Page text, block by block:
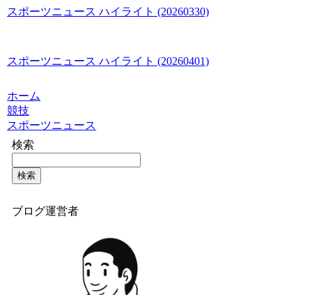
スポーツニュース ハイライト (20260330)
スポーツニュース ハイライト (20260401)
ホーム
競技
スポーツニュース
検索
検索
ブログ運営者